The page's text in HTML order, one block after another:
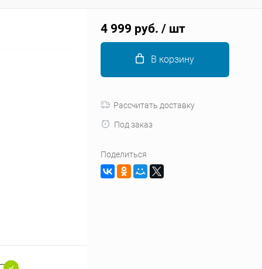
4 999 руб. / шт
В корзину
Рассчитать доставку
Под заказ
Поделиться